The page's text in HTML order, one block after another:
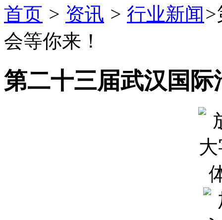
首页 > 资讯 > 行业新闻>
会等你来！
第二十三届武汉国